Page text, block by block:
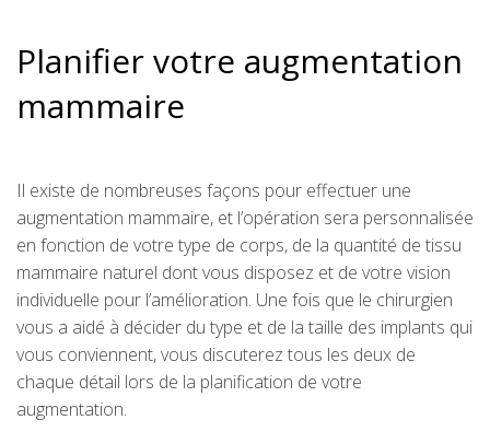
Planifier votre augmentation
mammaire
Il existe de nombreuses façons pour effectuer une
augmentation mammaire, et l’opération sera personnalisée
en fonction de votre type de corps, de la quantité de tissu
mammaire naturel dont vous disposez et de votre vision
individuelle pour l’amélioration. Une fois que le chirurgien
vous a aidé à décider du type et de la taille des implants qui
vous conviennent, vous discuterez tous les deux de
chaque détail lors de la planification de votre
augmentation.